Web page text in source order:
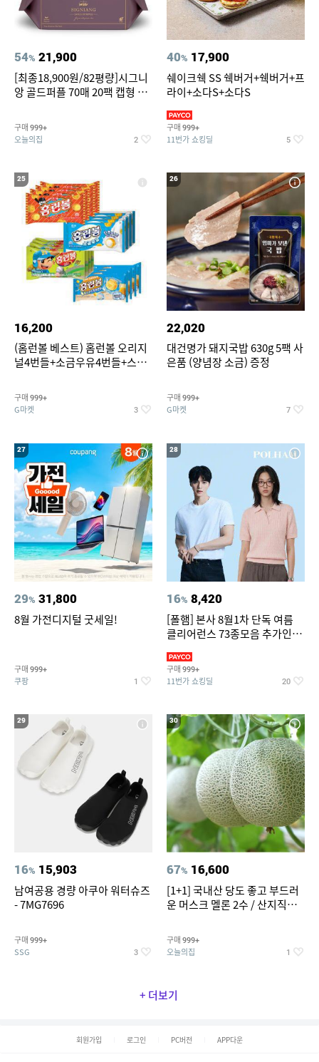
54% 21,900
[최종18,900원/82평량]시그니
앙 골드퍼플 70매 20팩 캡형 아
구매 999+
오늘의집 2
40% 17,900
쉐이크쉑 SS 쉑버거+쉑버거+프
라이+소다S+소다S
구매 999+
11번가 쇼킹딜 5
25
16,200
(홈런볼 베스트) 홈런볼 오리지
널4번들+소금우유4번들+스윗
콘맛4번들
구매 999+
G마켓 3
26
22,020
대건명가 돼지국밥 630g 5팩 사
은품 (양념장 소금) 증정
구매 999+
G마켓 7
27
29% 31,800
8월 가전디지털 굿세일!
구매 999+
쿠팡 1
28
16% 8,420
[폴햄] 본사 8월1차 단독 여름
클리어런스 73종모음 추가인하
구매 999+
11번가 쇼킹딜 20
29
16% 15,903
남여공용 경량 아쿠아 워터슈즈
- 7MG7696
구매 999+
SSG 3
30
67% 16,600
[1+1] 국내산 당도 좋고 부드러
운 머스크 멜론 2수 / 산지직송 x
구매 999+
오늘의집 1
+ 더보기
회원가입 로그인 PC버전 APP다운